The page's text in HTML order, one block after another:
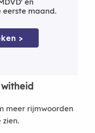
eerste maand.
>
witheid
meer rijmwoorden